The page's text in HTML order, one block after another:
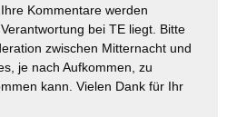
Kommentare werden
bei TE liegt. Bitte
zwischen Mitternacht und
je nach Aufkommen, zu
kann. Vielen Dank für Ihr